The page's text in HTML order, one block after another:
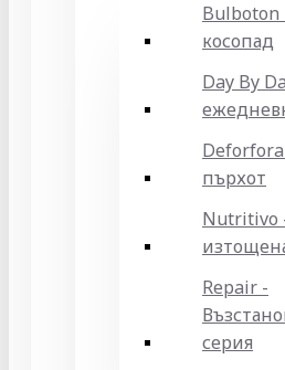
Bulboton
косопад
Day By
пърхот
Nutritivo
Repair -
серия